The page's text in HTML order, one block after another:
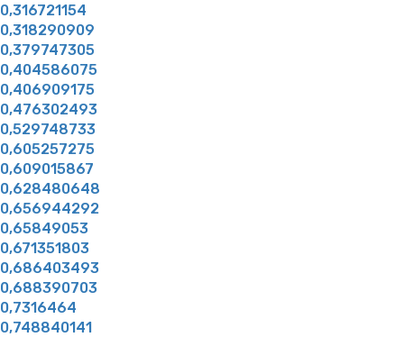
0,316721154
0,318290909
0,379747305
0,404586075
0,406909175
0,476302493
0,529748733
0,605257275
0,609015867
0,628480648
0,656944292
0,65849053
0,671351803
0,686403493
0,688390703
0,7316464
0,748840141